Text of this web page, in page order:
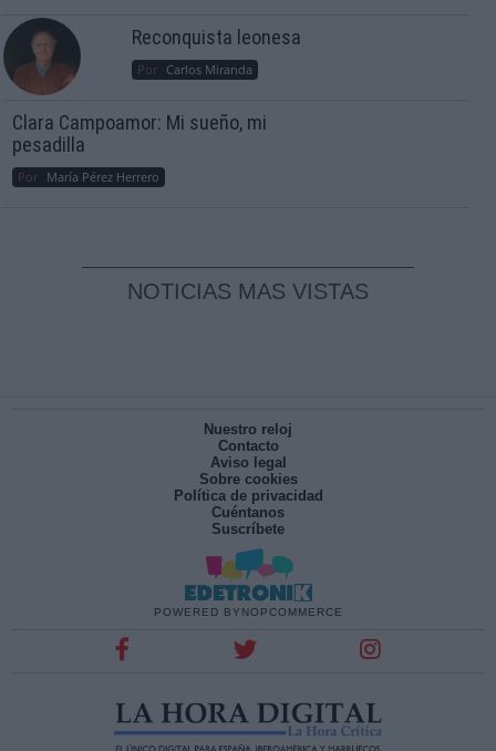
Reconquista leonesa
Por Carlos Miranda
Clara Campoamor: Mi sueño, mi
pesadilla
Por María Pérez Herrero
NOTICIAS MAS VISTAS
Nuestro reloj
Contacto
Aviso legal
Sobre cookies
Política de privacidad
Cuéntanos
Suscríbete
POWERED BY NOPCOMMERCE